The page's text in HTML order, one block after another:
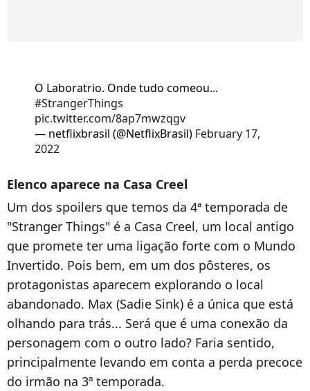
O Laboratrio. Onde tudo comeou...
#StrangerThings
pic.twitter.com/8ap7mwzqgv
— netflixbrasil (@NetflixBrasil) February 17,
2022
Elenco aparece na Casa Creel
Um dos spoilers que temos da 4ª temporada de
"Stranger Things" é a Casa Creel, um local antigo
que promete ter uma ligação forte com o Mundo
Invertido. Pois bem, em um dos pôsteres, os
protagonistas aparecem explorando o local
abandonado. Max (Sadie Sink) é a única que está
olhando para trás... Será que é uma conexão da
personagem com o outro lado? Faria sentido,
principalmente levando em conta a perda precoce
do irmão na 3ª temporada.